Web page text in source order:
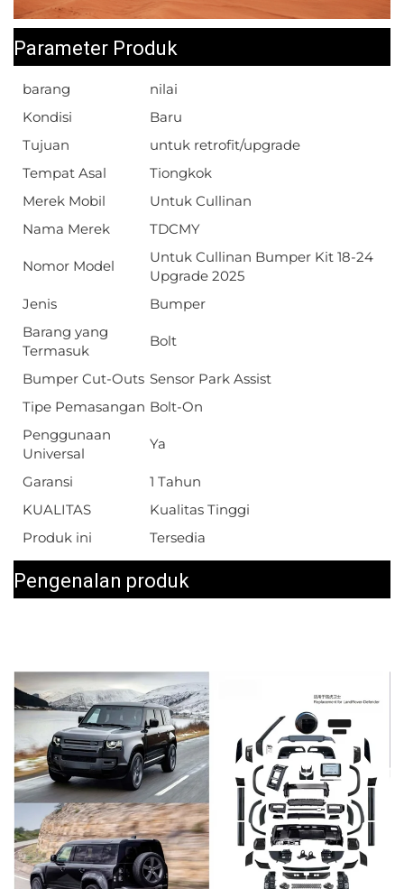
Parameter Produk
barang
nilai
Kondisi
Baru
Tujuan
untuk retrofit/upgrade
Tempat Asal
Tiongkok
Merek Mobil
Untuk Cullinan
Nama Merek
TDCMY
Nomor Model
Untuk Cullinan Bumper Kit 18-24
Upgrade 2025
Jenis
Bumper
Barang yang
Termasuk
Bolt
Bumper Cut-Outs Sensor Park Assist
Tipe Pemasangan Bolt-On
Penggunaan
Universal
Ya
Garansi
1 Tahun
KUALITAS
Kualitas Tinggi
Produk ini
Tersedia
Pengenalan produk